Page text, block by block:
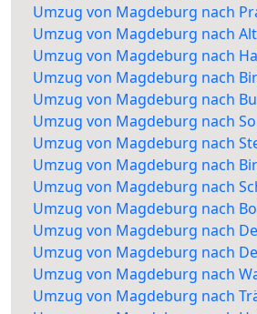
Umzug von Magdeburg nach
Umzug von Magdeburg nach
Umzug von Magdeburg nach
Umzug von Magdeburg nach
Umzug von Magdeburg nach
Umzug von Magdeburg nach
Umzug von Magdeburg nach
Umzug von Magdeburg nach
Umzug von Magdeburg nach
Umzug von Magdeburg nach
Umzug von Magdeburg nach
Umzug von Magdeburg nach
Umzug von Magdeburg nach
Umzug von Magdeburg nach